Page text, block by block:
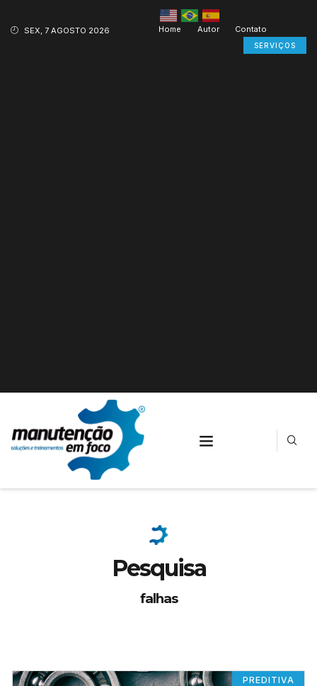
SEX, 7 AGOSTO 2026 Home Autor Contato
SERVIÇOS
Pesquisa
falhas
PREDITIVA